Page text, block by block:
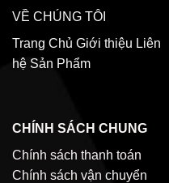
VỀ CHÚNG TÔI
Trang Chủ Giới thiệu Liên
hệ Sản Phẩm
CHÍNH SÁCH CHUNG
Chính sách thanh toán
Chính sách vận chuyển